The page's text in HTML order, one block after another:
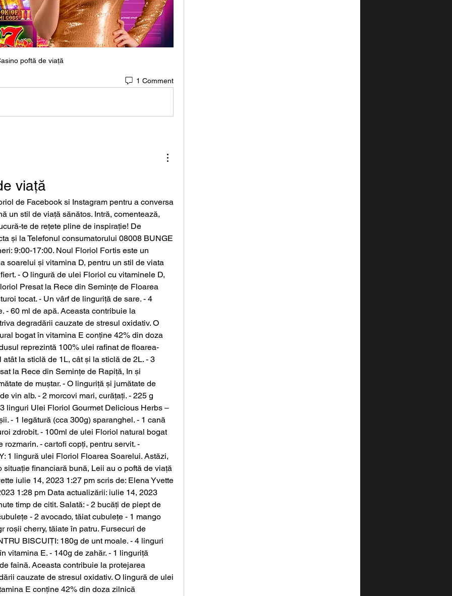
poftă de viață
1 Comment
viață
de Facebook si Instagram pentru a conversa
un stil de viață sănătos. Intră, comentează,
te de rețete pline de inspirație! De
și la Telefonul consumatorului 08008 BUNGE
9:00-17:00. Noul Floriol Fortis este un
soarelui și vitamina D, pentru un stil de viata
- O lingură de ulei Floriol cu vitaminele D,
Presat la Rece din Semințe de Floarea
tocat. - Un vârf de linguriță de sare. - 4
- 60 ml de apă. Aceasta contribuie la
degradării cauzate de stresul oxidativ. O
bogat în vitamina E conține 42% din doza
reprezintă 100% ulei rafinat de floarea-
la sticlă de 1L, cât și la sticlă de 2L. - 3
la Rece din Semințe de Rapiță, In și
de muștar. - O linguriță și jumătate de
vin alb. - 2 morcovi mari, curățați. - 225 g
linguri Ulei Floriol Gourmet Delicious Herbs –
- 1 legătură (cca 300g) sparanghel. - 1 cană
zdrobit. - 100ml de ulei Floriol natural bogat
rozmarin. - cartofi copți, pentru servit. -
1 lingură ulei Floriol Floarea Soarelui. Astăzi,
situație financiară bună, Leii au o poftă de viață
iulie 14, 2023 1:27 pm scris de: Elena Yvette
1:28 pm Data actualizării: iulie 14, 2023
timp de citit. Salată: - 2 bucăți de piept de
- 2 avocado, tăiat cubulețe - 1 mango
roșii cherry, tăiate în patru. Fursecuri de
BISCUIȚI: 180g de unt moale. - 4 linguri
vitamina E. - 140g de zahăr. - 1 linguriță
faină. Aceasta contribuie la protejarea
cauzate de stresul oxidativ. O lingură de ulei
E conține 42% din doza zilnică